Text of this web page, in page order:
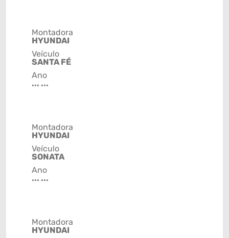
Montadora
HYUNDAI
Veículo
SANTA FÉ
Ano
... ...
Montadora
HYUNDAI
Veículo
SONATA
Ano
... ...
Montadora
HYUNDAI